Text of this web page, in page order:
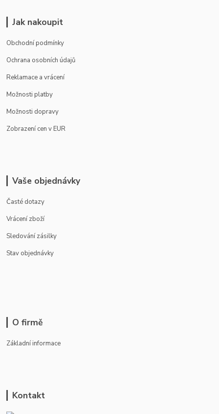
Jak nakoupit
Obchodní podmínky
Ochrana osobních údajů
Reklamace a vrácení
Možnosti platby
Možnosti dopravy
Zobrazení cen v EUR
Vaše objednávky
Časté dotazy
Vrácení zboží
Sledování zásilky
Stav objednávky
O firmě
Základní informace
Kontakt